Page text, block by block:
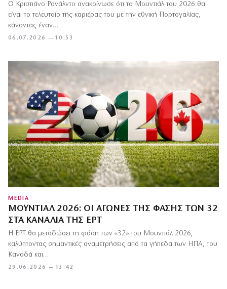
06.07.2026 — 10:53
Ο Κριστιάνο Ρονάλντο ανακοίνωσε ότι το Μουντιάλ του 2026 θα
είναι το τελευταίο της καριέρας του με την εθνική Πορτογαλίας,
κάνοντας έναν…
MEDIA
ΜΟΥΝΤΙΆΛ 2026: ΟΙ ΑΓΏΝΕΣ ΤΗΣ ΦΆΣΗΣ ΤΩΝ 32
ΣΤΑ ΚΑΝΆΛΙΑ ΤΗΣ ΕΡΤ
29.06.2026 — 13:42
Η ΕΡΤ θα μεταδώσει τη φάση των «32» του Μουντιάλ 2026,
καλύπτοντας σημαντικές αναμετρήσεις από τα γήπεδα των ΗΠΑ, του
Καναδά και…